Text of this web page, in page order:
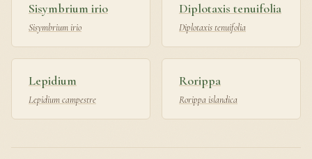
Sisymbrium irio
Sisymbrium irio
Diplotaxis tenuifolia
Diplotaxis tenuifolia
Lepidium
Lepidium campestre
Rorippa
Rorippa islandica